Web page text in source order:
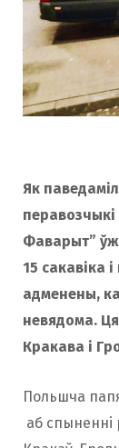
Як
перавозчыкі
Фаварыт”
15 сакавіка
адменены,
невядома.
Кракава і
Польшча
аб спыненні